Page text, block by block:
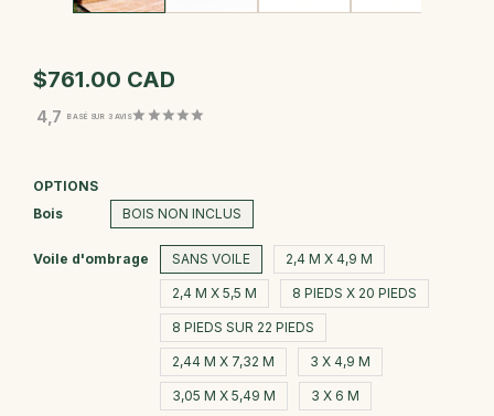
$761.00 CAD
4,7 BASÉ SUR 3 AVIS
OPTIONS
Bois
BOIS NON INCLUS
Voile d'ombrage SANS VOILE 2,4 M X 4,9 M
2,4 M X 5,5 M 8 PIEDS X 20 PIEDS
8 PIEDS SUR 22 PIEDS
2,44 M X 7,32 M 3 X 4,9 M
3,05 M X 5,49 M 3 X 6 M